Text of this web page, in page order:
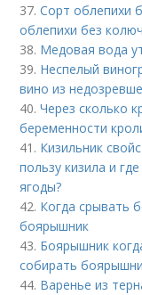
37.Сорт облепихи
облепихи без
38. Медовая вода
39. Неспелый
вино из
40.Через сколько
беременности
41. Кизильник
пользу кизила и
ягоды?
42. Когда срывать
боярышник
43. Боярышник
собирать
44. Варенье из